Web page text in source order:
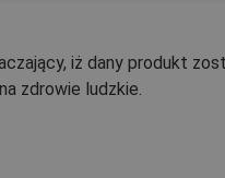
iż dany produkt
zdrowie ludzkie.